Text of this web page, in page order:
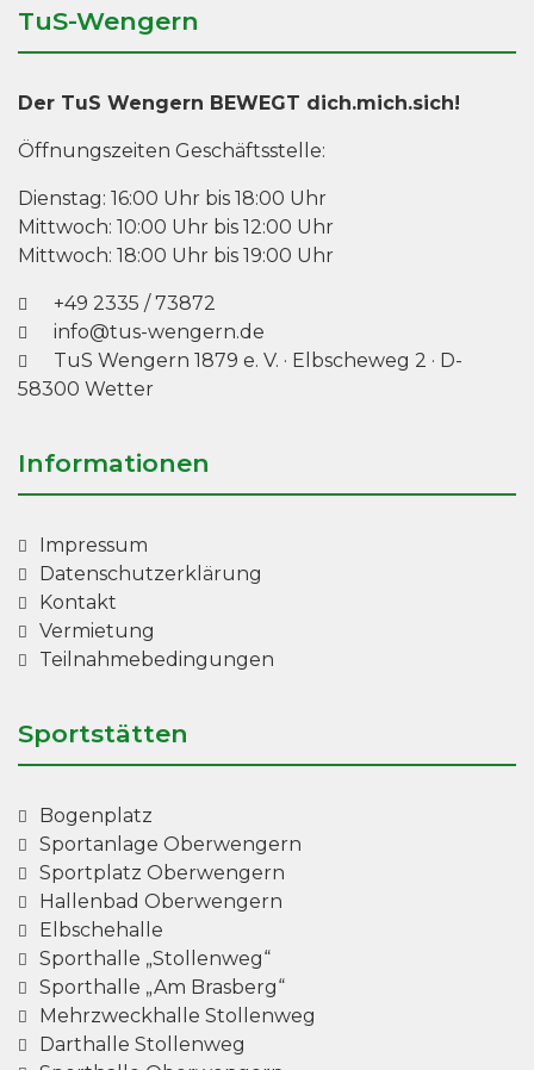
TuS-Wengern
Der TuS Wengern BEWEGT dich.mich.sich!
Öffnungszeiten Geschäftsstelle:
Dienstag: 16:00 Uhr bis 18:00 Uhr
Mittwoch: 10:00 Uhr bis 12:00 Uhr
Mittwoch: 18:00 Uhr bis 19:00 Uhr
+49 2335 / 73872
info@tus-wengern.de
TuS Wengern 1879 e. V. · Elbscheweg 2 · D-
58300 Wetter
Informationen
Impressum
Datenschutzerklärung
Kontakt
Vermietung
Teilnahmebedingungen
Sportstätten
Bogenplatz
Sportanlage Oberwengern
Sportplatz Oberwengern
Hallenbad Oberwengern
Elbschehalle
Sporthalle „Stollenweg“
Sporthalle „Am Brasberg“
Mehrzweckhalle Stollenweg
Darthalle Stollenweg